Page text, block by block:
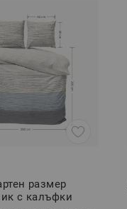
размер
с калъфки